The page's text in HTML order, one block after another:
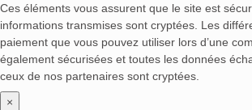
Ces éléments vous assurent que le site est
informations transmises sont cryptées. Les
paiement que vous pouvez utiliser lors d’une
également sécurisées et toutes les données
ceux de nos partenaires sont cryptées.
×